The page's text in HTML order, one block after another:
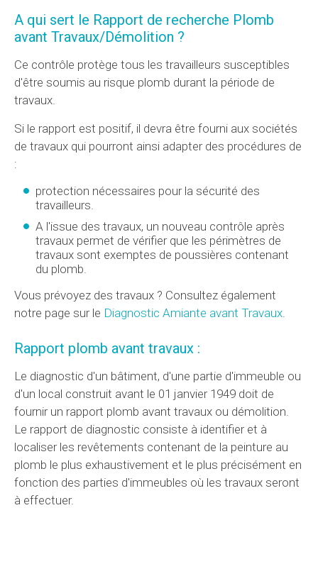
A qui sert le Rapport de recherche Plomb
avant Travaux/Démolition ?
Ce contrôle protège tous les travailleurs susceptibles
d'être soumis au risque plomb durant la période de
travaux.
Si le rapport est positif, il devra être fourni aux sociétés
de travaux qui pourront ainsi adapter des procédures de
:
protection nécessaires pour la sécurité des
travailleurs.
A l'issue des travaux, un nouveau contrôle après
travaux permet de vérifier que les périmètres de
travaux sont exemptes de poussières contenant
du plomb.
Vous prévoyez des travaux ? Consultez également
notre page sur le Diagnostic Amiante avant Travaux
Rapport plomb avant travaux :
Le diagnostic d'un bâtiment, d'une partie d'immeuble ou
d'un local construit avant le 01 janvier 1949 doit de
fournir un rapport plomb avant travaux ou démolition.
Le rapport de diagnostic consiste à identifier et à
localiser les revêtements contenant de la peinture au
plomb le plus exhaustivement et le plus précisément en
fonction des parties d'immeubles où les travaux seront
à effectuer.